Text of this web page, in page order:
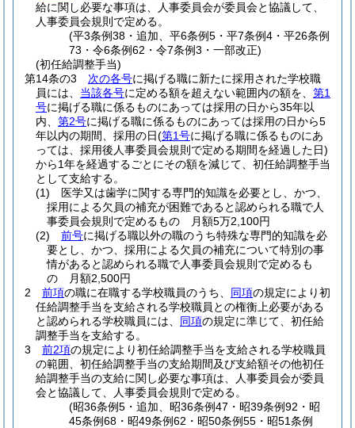
給に関し必要な事項は、人事委員会が委員会と協議して、
人事委員会規則で定める。
(平3条例38・追加、平6条例5・平7条例4・平26条例
73・令6条例62・令7条例3・一部改正)
(初任給調整手当)
第14条の3
次の各号に掲げる職に新たに採用された学校職
員には、 当該各号に定める額を超えない範囲内の額を、 第1
号に掲げる職に係るものにあっては採用の日から35年以
内、 第2号に掲げる職に係るものにあっては採用の日から5
年以内の期間、採用の日(第1号に掲げる職に係るものにあ
っては、採用後人事委員会規則で定める期間を経過した日)
から1年を経過するごとにその額を減じて、初任給調整手当
として支給する。
(1)
医学又は歯学に関する専門的知識を必要とし、かつ、
採用による欠員の補充が困難であると認められる職で人
事委員会規則で定めるもの 月額5万2,100円
(2)
前号に掲げる職以外の職のうち特殊な専門的知識を必
要とし、かつ、採用による欠員の補充について特別の事
情があると認められる職で人事委員会規則で定めるも
の 月額2,500円
2
前項の職に在職する学校職員のうち、 同項の規定により初
任給調整手当を支給される学校職員との権衡上必要がある
と認められる学校職員には、 同項の規定に準じて、初任給
調整手当を支給する。
3
前2項の規定により初任給調整手当を支給される学校職員
の範囲、初任給調整手当の支給期間及び支給額その他初任
給調整手当の支給に関し必要な事項は、人事委員会が委員
会と協議して、人事委員会規則で定める。
(昭36条例5・追加、昭36条例47・昭39条例92・昭
45条例68・昭49条例62・昭50条例55・昭51条例